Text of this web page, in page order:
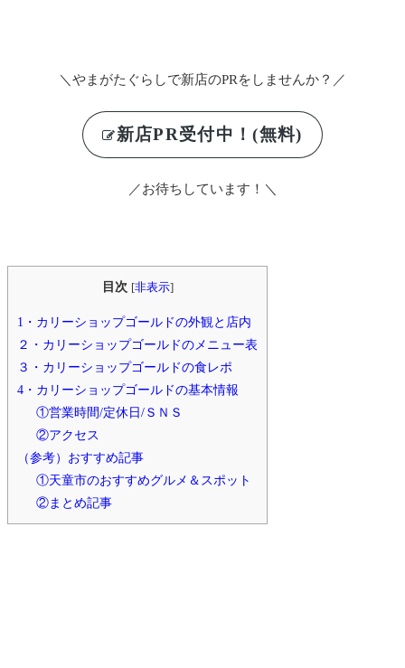
＼やまがたぐらしで新店のPRをしませんか？／
新店PR受付中！(無料)
／お待ちしています！＼
目次 [非表示]
1・カリーショップゴールドの外観と店内
２・カリーショップゴールドのメニュー表
３・カリーショップゴールドの食レポ
4・カリーショップゴールドの基本情報
①営業時間/定休日/ＳＮＳ
②アクセス
（参考）おすすめ記事
①天童市のおすすめグルメ＆スポット
②まとめ記事